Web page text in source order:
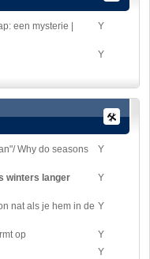
een mysterie |
Y
Y
Why do seasons
Y
winters langer
Y
nat als je hem in de Y
op
Y
Y